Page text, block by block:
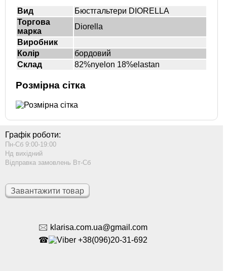
Вид
Бюстгальтери DIORELLA
Торгова
марка
Diorella
Виробник
Колір
бордовий
Склад
82%nyelon 18%elastan
Розмірна сітка
Графік роботи:
Пн-Сб 9:00-19:00
Нд вихідний
Відправка замовлень Вт-Сб
Завантажити товар
🖂 klarisa.com.ua@gmail.com
☎
+38(096)20-31-692